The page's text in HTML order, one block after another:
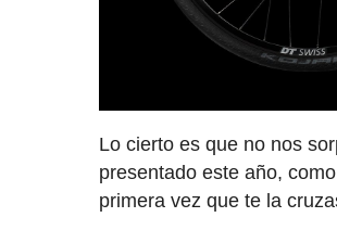
Lo cierto es que no nos
presentado este año,
primera vez que te la